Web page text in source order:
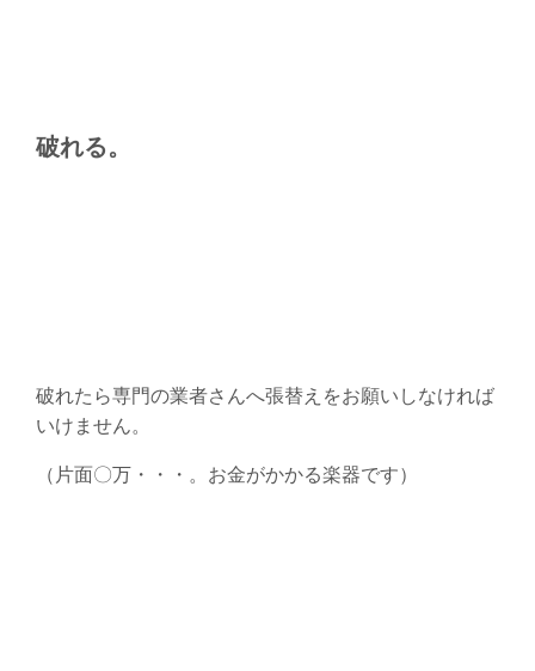
破れる。
破れたら専門の業者さんへ張替えをお願いしなければ
いけません。
（片面〇万・・・。お金がかかる楽器です）